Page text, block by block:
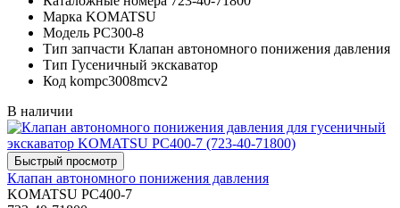
Марка KOMATSU
Модель PC300-8
Тип запчасти Клапан автономного понижения давления
Тип Гусеничный экскаватор
Код kompc3008mcv2
В наличии
Клапан автономного понижения давления
KOMATSU PC400-7